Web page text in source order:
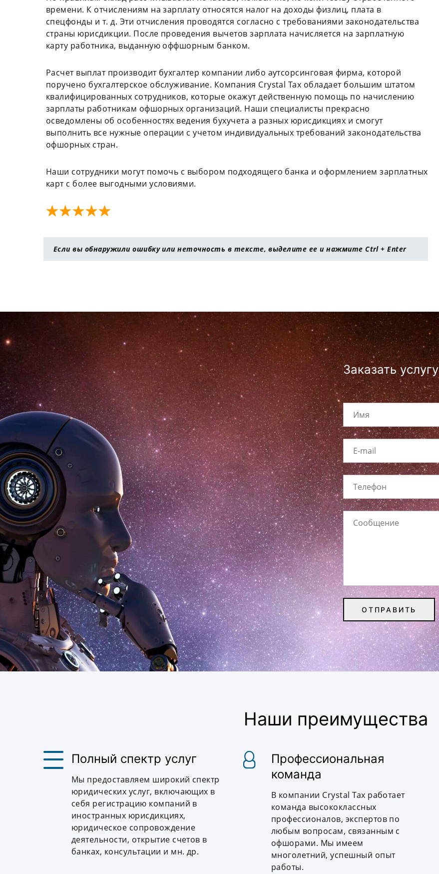
времени. К отчислениям на зарплату относятся налог на доходы физлиц, плата в
спецфонды и т. д. Эти отчисления проводятся согласно с требованиями законодательства
страны юрисдикции. После проведения вычетов зарплата начисляется на зарплатную
карту работника, выданную оффшорным банком.
Расчет выплат производит бухгалтер компании либо аутсорсинговая фирма, которой
поручено бухгалтерское обслуживание. Компания Crystal Tax обладает большим штатом
квалифицированных сотрудников, которые окажут действенную помощь по начислению
зарплаты работникам офшорных организаций. Наши специалисты прекрасно
осведомлены об особенностях ведения бухучета а разных юрисдикциях и смогут
выполнить все нужные операции с учетом индивидуальных требований законодательства
офшорных стран.
Наши сотрудники могут помочь с выбором подходящего банка и оформлением зарплатных
карт с более выгодными условиями.
Если вы обнаружили ошибку или неточность в тексте, выделите ее и нажмите Ctrl + Enter
Заказать услугу
Наши преимущества
Полный спектр услуг
Мы предоставляем широкий спектр
юридических услуг, включающих в
себя регистрацию компаний в
иностранных юрисдикциях,
юридическое сопровождение
деятельности, открытие счетов в
банках, консультации и мн. др.
Профессиональная
команда
В компании Crystal Tax работает
команда высококлассных
профессионалов, экспертов по
любым вопросам, связанным с
офшорами. Мы имеем
многолетний, успешный опыт
работы.